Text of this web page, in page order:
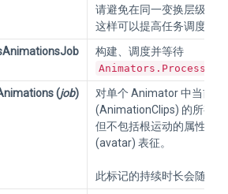
请避免在同一变换层级结
这样可以提高任务调度和
构建、调度并等待
(job)
对单个 Animator 中当前
(AnimationClips) 的所有
但不包括根运动的属性。
(avatar) 表征。
此标记的持续时长会随动